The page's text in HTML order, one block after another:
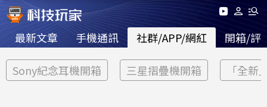
最新文章 手機通訊 社群/APP/網紅 開箱/評
Sony紀念耳機開箱 三星摺疊機開箱 「全新